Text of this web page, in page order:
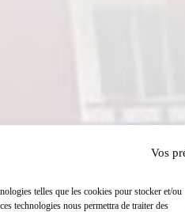
Vos
telles que les cookies pour stocker et/ou
technologies nous permettra de traiter des